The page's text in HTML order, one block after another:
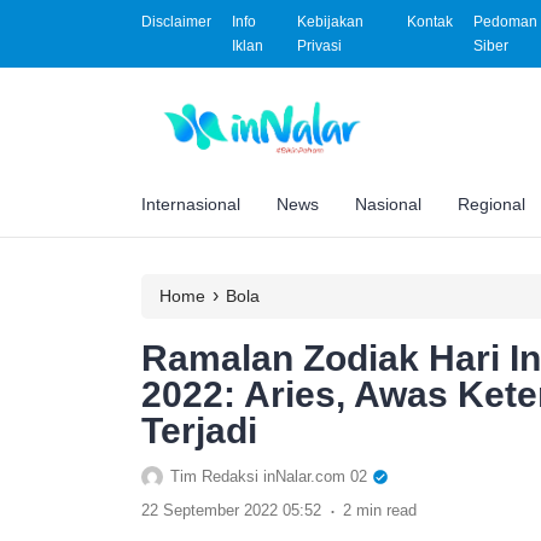
Disclaimer
Info
Iklan
Kebijakan
Privasi
Kontak
Siber
Internasional News Nasional Regional
Home › Bola
Ramalan Zodiak Hari
2022: Aries, Awas
Terjadi
Tim Redaksi inNalar.com 02
22 September 2022 05:52 . 2 min read